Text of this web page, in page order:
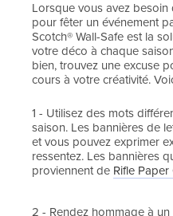
Lorsque vous avez
pour fêter un événement
Scotch® Wall-Safe est la
votre déco à chaque
bien, trouvez une excuse
cours à votre créativité.
1 - Utilisez des mots
saison. Les bannières de
et vous pouvez exprimer
ressentez. Les bannières
proviennent de Rifle Paper
2 - Rendez hommage à